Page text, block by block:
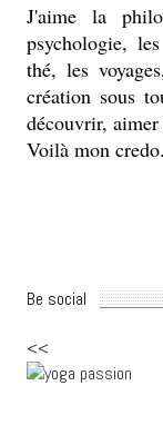
J'aime la
psychologie,
thé, les
création sous
découvrir, aimer
Voilà mon
Be social
<<